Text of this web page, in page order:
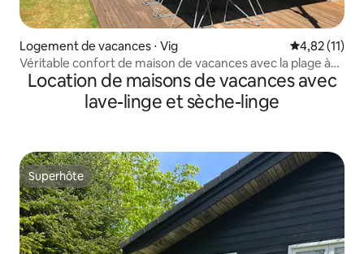
Logement de vacances ⋅ Vig Évaluation
4,82 (11)
Véritable confort de maison de vacances avec la plage à
distance de marche
Location de maisons de vacances avec
lave-linge et sèche-linge
Superhôte
Superhôte